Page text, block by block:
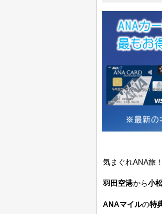
気まぐれANA旅
羽田空港から小
ANAマイルの特